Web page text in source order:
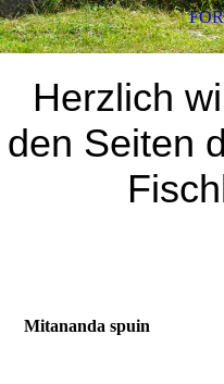
Herzlich
den Seiten
Mitananda spuin